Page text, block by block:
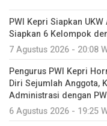
PWI Kepri Siapkan
Siapkan 6 Kelompok
7 Agustus 2026 - 20:08
Pengurus PWI Kepri
Diri Sejumlah Anggota,
Administrasi dengan
6 Agustus 2026 - 19:25